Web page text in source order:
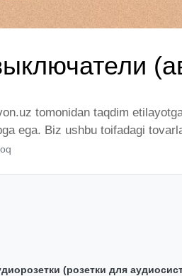
tomonidan taqdim
ega. Biz ushbu toifadagi
(автоматы) yetakchi
(розетки для